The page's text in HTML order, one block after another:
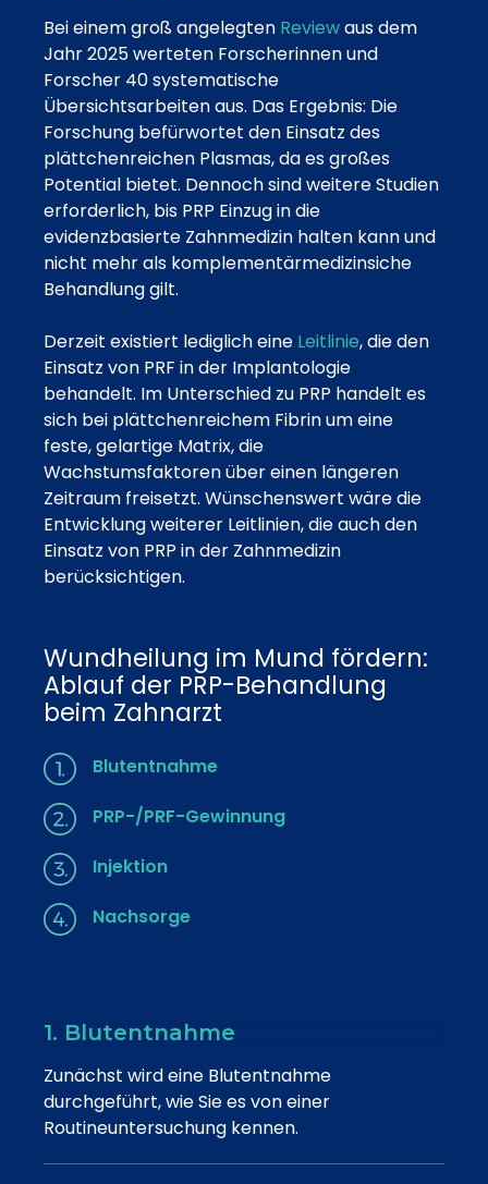
Bei einem groß angelegten Reviewaus dem
Jahr 2025 werteten Forscherinnen und
Forscher 40 systematische
Übersichtsarbeiten aus. Das Ergebnis: Die
Forschung befürwortet den Einsatz des
plättchenreichen Plasmas, da es großes
Potential bietet. Dennoch sind weitere Studien
erforderlich, bis PRP Einzug in die
evidenzbasierte Zahnmedizin halten kann und
nicht mehr als komplementärmedizinsiche
Behandlung gilt.
Derzeit existiert lediglich eine Leitlinie, die den
Einsatz von PRF in der Implantologie
behandelt. Im Unterschied zu PRP handelt es
sich bei plättchenreichem Fibrin um eine
feste, gelartige Matrix, die
Wachstumsfaktoren über einen längeren
Zeitraum freisetzt. Wünschenswert wäre die
Entwicklung weiterer Leitlinien, die auch den
Einsatz von PRP in der Zahnmedizin
berücksichtigen.
Wundheilung im Mund fördern:
Ablauf der PRP-Behandlung
beim Zahnarzt
Blutentnahme
PRP-/PRF-Gewinnung
Injektion
Nachsorge
1. Blutentnahme
Zunächst wird eine Blutentnahme
durchgeführt, wie Sie es von einer
Routineuntersuchung kennen.